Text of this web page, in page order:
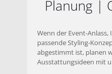
Planung |
Wenn der Event-
passende Styling-
abgestimmt ist, planen
Ausstattungsideen mit